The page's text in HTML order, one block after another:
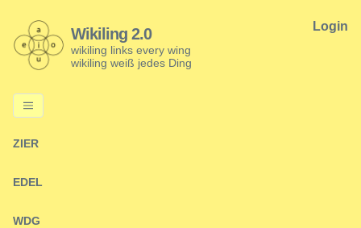
Wikiling 2.0
wikiling links every wing
wikiling weiß jedes Ding
Login
ZIER
EDEL
WDG